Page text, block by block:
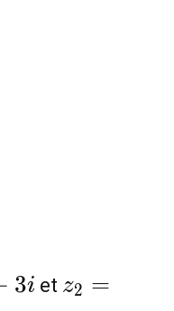
3i et z_2=-2+i
z2 =